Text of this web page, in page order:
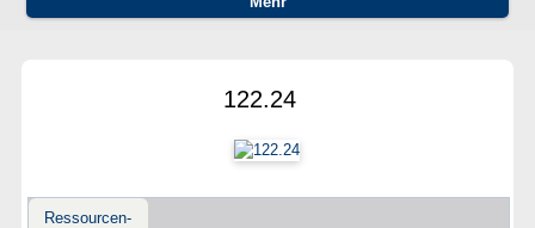
122.24
Ressourcen-